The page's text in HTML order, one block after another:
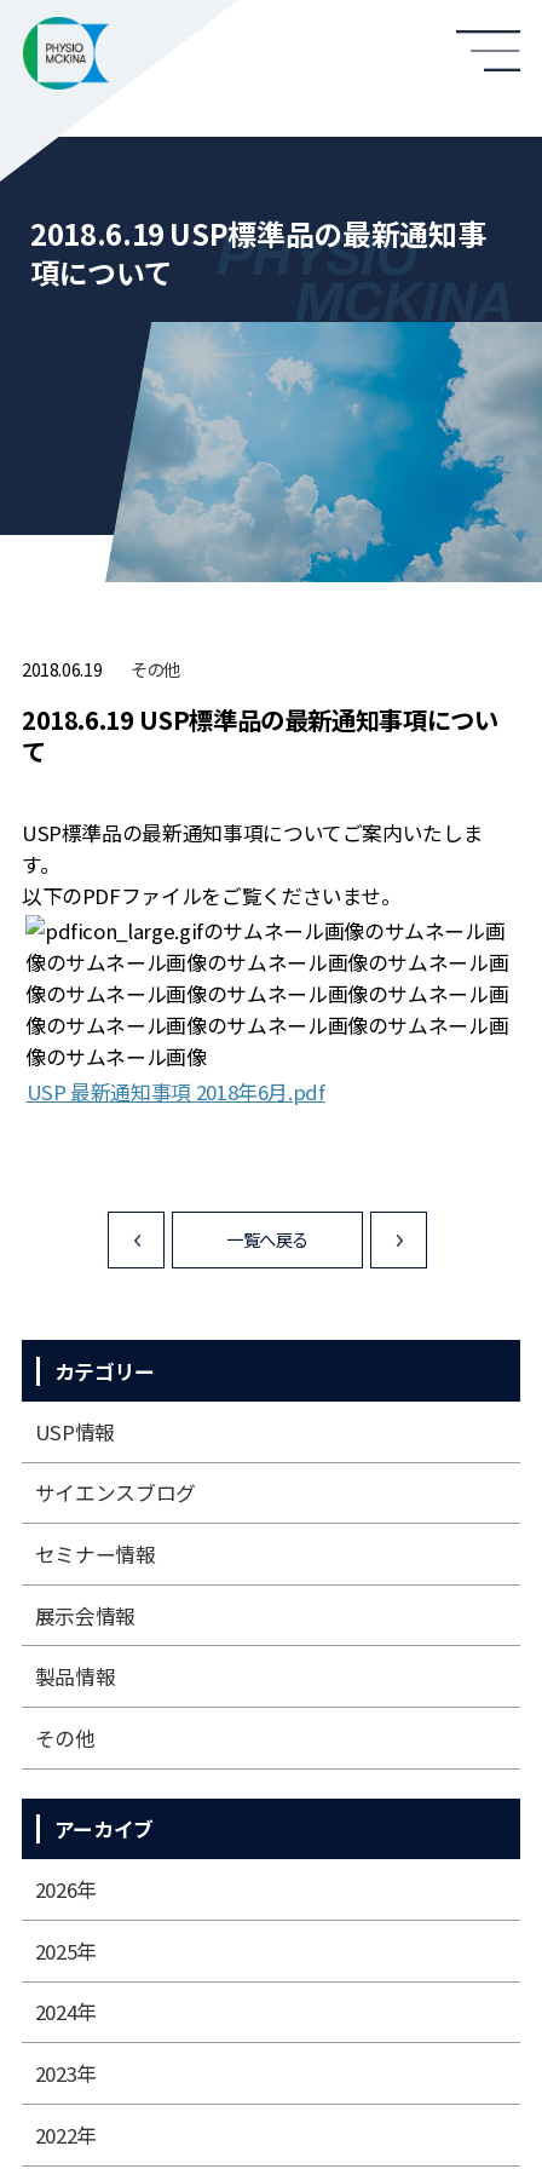
2018.6.19 USP標準品の最新通知事
項について
2018.06.19 その他
2018.6.19 USP標準品の最新通知事項につい
て
USP標準品の最新通知事項についてご案内いたしま
す。
以下のPDFファイルをご覧くださいませ。
USP 最新通知事項 2018年6月.pdf
<
一覧へ戻る
カテゴリー
USP情報
サイエンスブログ
セミナー情報
展⽰会情報
製品情報
その他
アーカイブ
2026年
2025年
2024年
2023年
2022年